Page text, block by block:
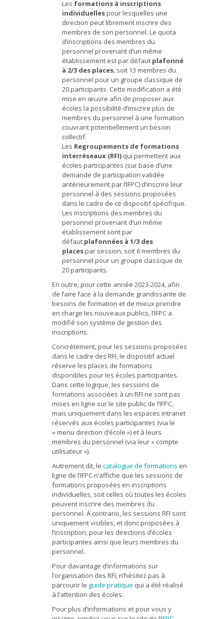
Les formations à inscriptions
individuellespour lesquelles une
direction peut librement inscrire des
membres de son personnel. Le quota
d’inscriptions des membres du
personnel provenant d’un même
établissement est par défaut plafonné
à 2/3 des places, soit 13 membres du
personnel pour un groupe classique de
20 participants. Cette modification a été
mise en œuvre afin de proposer aux
écoles la possibilité d’inscrire plus de
membres du personnel à une formation
couvrant potentiellement un besoin
collectif.
Les Regroupements de formations
interréseaux (RFI) qui permettent aux
écoles participantes (sur base d’une
demande de participation validée
antérieurement par l’IFPC) d’inscrire leur
personnel à des sessions proposées
dans le cadre de ce dispositif spécifique.
Les inscriptions des membres du
personnel provenant d’un même
établissement sont par
défaut plafonnées à 1/3 des
placespar session, soit 6 membres du
personnel pour un groupe classique de
20 participants.
En outre, pour cette année 2023-2024, afin
de faire face à la demande grandissante de
besoins de formation et de mieux prendre
en charge les nouveaux publics, l’IFPC a
modifié son système de gestion des
inscriptions.
Concrètement, pour les sessions proposées
dans le cadre des RFI, le dispositif actuel
réserve les places de formations
disponibles pour les écoles participantes.
Dans cette logique, les sessions de
formations associées à un RFI ne sont pas
mises en ligne sur le site public de l’IFPC,
mais uniquement dans les espaces intranet
réservés aux écoles participantes (via le
« menu direction d’école ») et à leurs
membres du personnel (via leur « compte
utilisateur »).
Autrement dit, le catalogue de formations en
ligne de l’IFPC n’affiche que les sessions de
formations proposées en inscriptions
individuelles, soit celles où toutes les écoles
peuvent inscrire des membres du
personnel. A contrario, les sessions RFI sont
uniquement visibles, et donc proposées à
l’inscription, pour les directions d’écoles
participantes ainsi que leurs membres du
personnel.
Pour davantage d’informations sur
l’organisation des RFI, n’hésitez pas à
parcourir le guide pratique qui a été réalisé
à l’attention des écoles.
Pour plus d’informations et pour vous y